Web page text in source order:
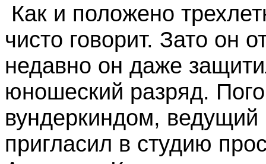
Как и положено
чисто говорит. Зато он
недавно он даже
юношеский разряд.
вундеркиндом,
пригласил в студию